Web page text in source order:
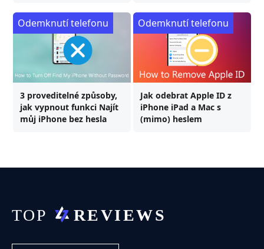
3 proveditelné způsoby,
jak vypnout funkci Najít
můj iPhone bez hesla
Odemknutí telefonu
Jak odebrat Apple ID z
iPhone iPad a Mac s
(mimo) heslem
Odemknutí telefonu